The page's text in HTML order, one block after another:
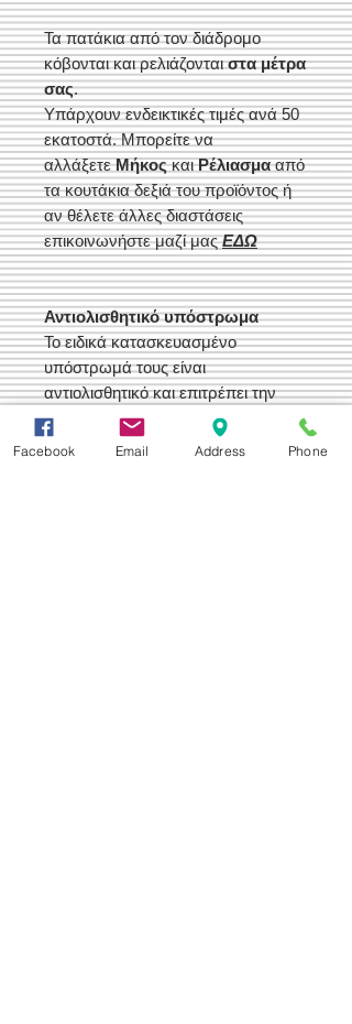
Τα πατάκια από τον διάδρομο
κόβονται και ρελιάζονταιστα μέτρα
σας.
Υπάρχουν ενδεικτικές τιμές ανά 50
εκατοστά. Μπορείτε να
αλλάξετεΜήκοςκαιΡέλιασμααπό
τα κουτάκια δεξιά του προϊόντος ή
αν θέλετε άλλες διαστάσεις
επικοινωνήστε μαζί μαςΕΔΩ
Αντιολισθητικό υπόστρωμα
Το ειδικά κατασκευασμένο
υπόστρωμά τους είναι
αντιολισθητικό και επιτρέπει την
εύκολη τοποθέτηση τους χωρίς τη
χρήση ταινιών συγκόλλησης διπλής
Facebook Email Address Phone